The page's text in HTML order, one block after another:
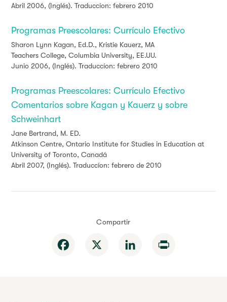
Abril 2006, (Inglés). Traduccíon: febrero 2010
Programas Preescolares: Currículo Efectivo
Sharon Lynn Kagan, Ed.D., Kristie Kauerz, MA
Teachers College, Columbia University, EE.UU.
Junio 2006, (Inglés). Traduccíon: febrero 2010
Programas Preescolares: Currículo Efectivo
Comentarios sobre Kagan y Kauerz y sobre
Schweinhart
Jane Bertrand, M. ED.
Atkinson Centre, Ontario Institute for Studies in Education at
University of Toronto, Canadá
Abril 2007, (Inglés). Traduccíon: febrero de 2010
Compartir
Facebook LinkedIn